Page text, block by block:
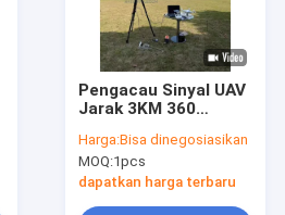
Pengacau Sinyal UAV
Jarak 3KM 360
Deteksi Pita Penuh
untuk Sistem Anti-
Drone
Harga:Bisa dinegosiasikan
MOQ:1pcs
dapatkan harga terbaru